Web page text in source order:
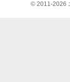
© 2011-2026